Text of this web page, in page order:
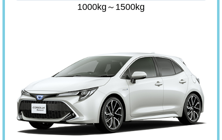
1000kg～1500kg